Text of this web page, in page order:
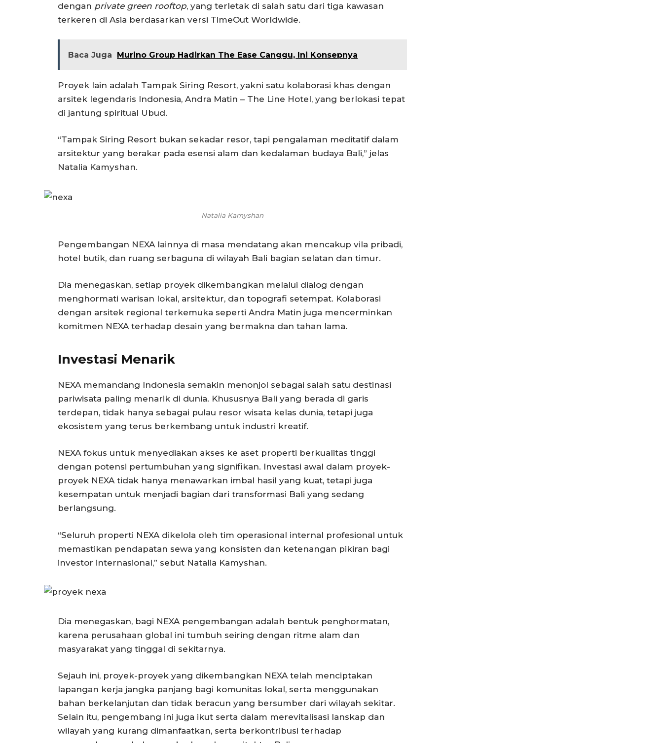
dengan private green rooftop, yang terletak di salah satu dari tiga kawasan
terkeren di Asia berdasarkan versi TimeOut Worldwide.
Baca Juga Murino Group Hadirkan The Ease Canggu, Ini Konsepnya
Proyek lain adalah Tampak Siring Resort, yakni satu kolaborasi khas dengan
arsitek legendaris Indonesia, Andra Matin – The Line Hotel, yang berlokasi tepat
di jantung spiritual Ubud.
“Tampak Siring Resort bukan sekadar resor, tapi pengalaman meditatif dalam
arsitektur yang berakar pada esensi alam dan kedalaman budaya Bali,” jelas
Natalia Kamyshan.
Natalia Kamyshan
Pengembangan NEXA lainnya di masa mendatang akan mencakup vila pribadi,
hotel butik, dan ruang serbaguna di wilayah Bali bagian selatan dan timur.
Dia menegaskan, setiap proyek dikembangkan melalui dialog dengan
menghormati warisan lokal, arsitektur, dan topografi setempat. Kolaborasi
dengan arsitek regional terkemuka seperti Andra Matin juga mencerminkan
komitmen NEXA terhadap desain yang bermakna dan tahan lama.
Investasi Menarik
NEXA memandang Indonesia semakin menonjol sebagai salah satu destinasi
pariwisata paling menarik di dunia. Khususnya Bali yang berada di garis
terdepan, tidak hanya sebagai pulau resor wisata kelas dunia, tetapi juga
ekosistem yang terus berkembang untuk industri kreatif.
NEXA fokus untuk menyediakan akses ke aset properti berkualitas tinggi
dengan potensi pertumbuhan yang signifikan. Investasi awal dalam proyek-
proyek NEXA tidak hanya menawarkan imbal hasil yang kuat, tetapi juga
kesempatan untuk menjadi bagian dari transformasi Bali yang sedang
berlangsung.
“Seluruh properti NEXA dikelola oleh tim operasional internal profesional untuk
memastikan pendapatan sewa yang konsisten dan ketenangan pikiran bagi
investor internasional,” sebut Natalia Kamyshan.
Dia menegaskan, bagi NEXA pengembangan adalah bentuk penghormatan,
karena perusahaan global ini tumbuh seiring dengan ritme alam dan
masyarakat yang tinggal di sekitarnya.
Sejauh ini, proyek-proyek yang dikembangkan NEXA telah menciptakan
lapangan kerja jangka panjang bagi komunitas lokal, serta menggunakan
bahan berkelanjutan dan tidak beracun yang bersumber dari wilayah sekitar.
Selain itu, pengembang ini juga ikut serta dalam merevitalisasi lanskap dan
wilayah yang kurang dimanfaatkan, serta berkontribusi terhadap